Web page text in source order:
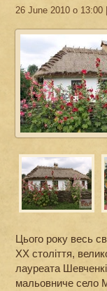
26 June 2010 о 13:00 |
Цього року весь
ХХ століття,
лауреата
мальовниче село